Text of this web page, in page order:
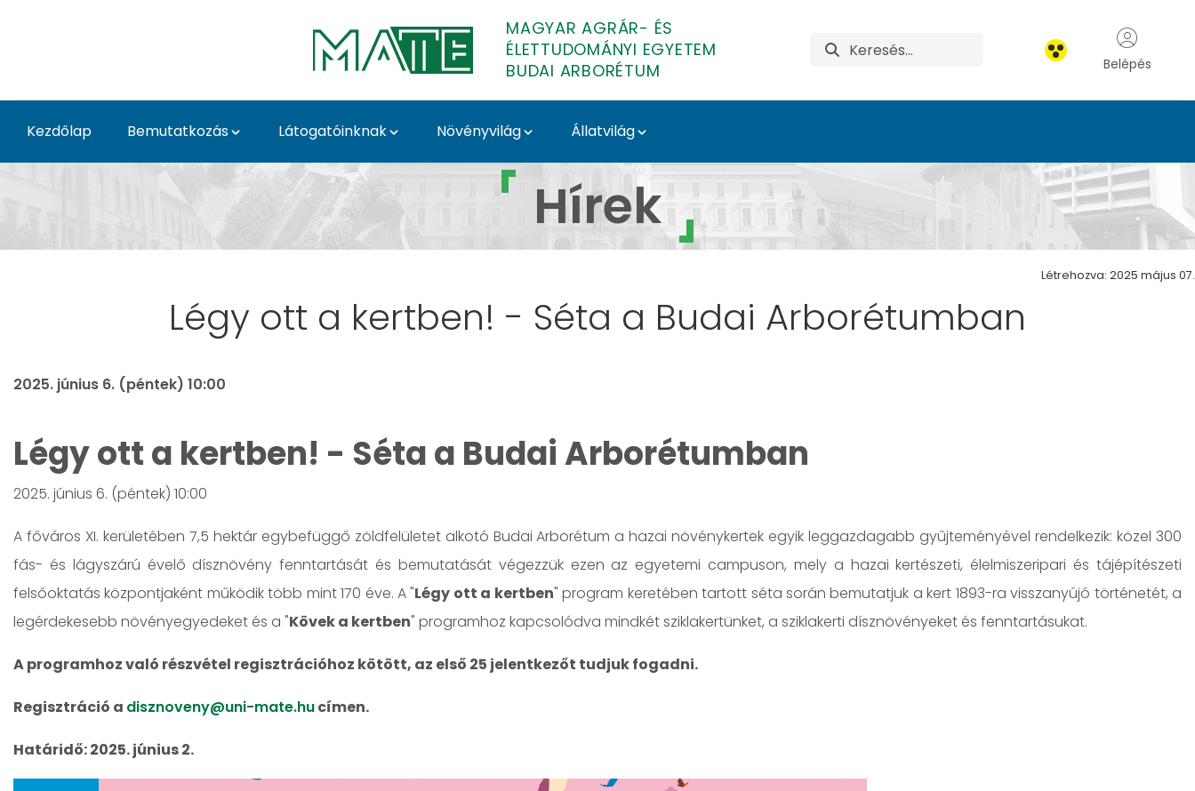
MAGYAR AGRÁR- ÉS
ÉLETTUDOMÁNYI EGYETEM
BUDAI ARBORÉTUM
Belépés
Kezdőlap Bemutatkozás Látogatóinknak Növényvilág Állatvilág
Hír - Budai Arborétum Hírek
Létrehozva: 2025 május 07.
Légy ott a kertben! - Séta a Budai Arborétumban
2025. június 6. (péntek) 10:00
Légy ott a kertben! - Séta a Budai Arborétumban
2025. június 6. (péntek) 10:00
A főváros XI. kerületében 7,5 hektár egybefüggő zöldfelületet alkotó Budai Arborétum a hazai növénykertek egyik leggazdagabb gyűjteményével rendelkezik: közel 300
fás- és lágyszárú évelő dísznövény fenntartását és bemutatását végezzük ezen az egyetemi campuson, mely a hazai kertészeti, élelmiszeripari és tájépítészeti
felsőoktatás központjaként működik több mint 170 éve. A "Légy ott a kertben" program keretében tartott séta során bemutatjuk a kert 1893-ra visszanyújó történetét, a
legérdekesebb növényegyedeket és a "Kövek a kertben" programhoz kapcsolódva mindkét sziklakertünket, a sziklakerti dísznövényeket és fenntartásukat.
A programhoz való részvétel regisztrációhoz kötött, az első 25 jelentkezőt tudjuk fogadni.
Regisztráció a disznoveny@uni-mate.hucímen.
Határidő: 2025. június 2.